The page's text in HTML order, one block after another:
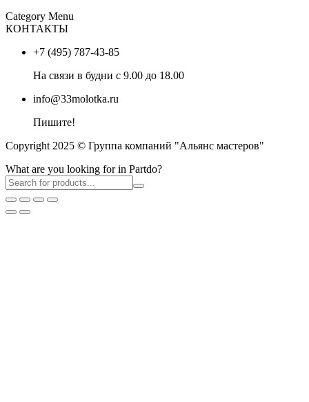
Category Menu
КОНТАКТЫ
+7 (495) 787-43-85
На связи в будни с 9.00 до 18.00
info@33molotka.ru
Пишите!
Copyright 2025 © Группа компаний "Альянс мастеров"
What are you looking for in Partdo?